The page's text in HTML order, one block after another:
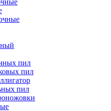
пил
пил
пил